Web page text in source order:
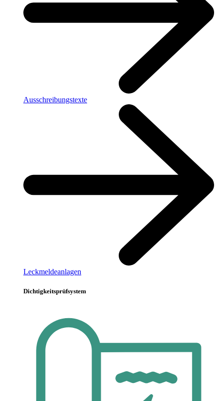
Ausschreibungstexte
Leckmeldeanlagen
Dichtigkeitsprüfsystem